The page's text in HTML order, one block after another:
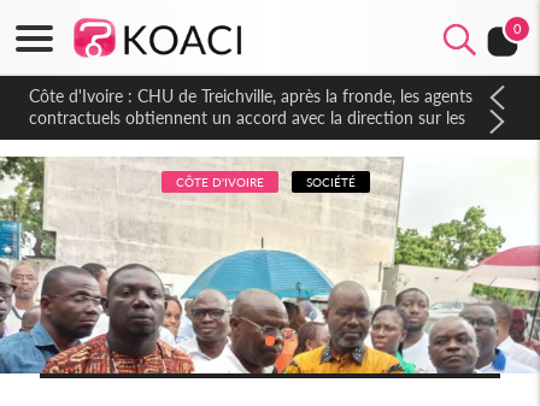
0
Côte d'Ivoire : CHU de Treichville, après la fronde, les agents
contractuels obtiennent un accord avec la direction sur les
arriérés du SMIG 2023
CÔTE D'IVOIRE SOCIÉTÉ